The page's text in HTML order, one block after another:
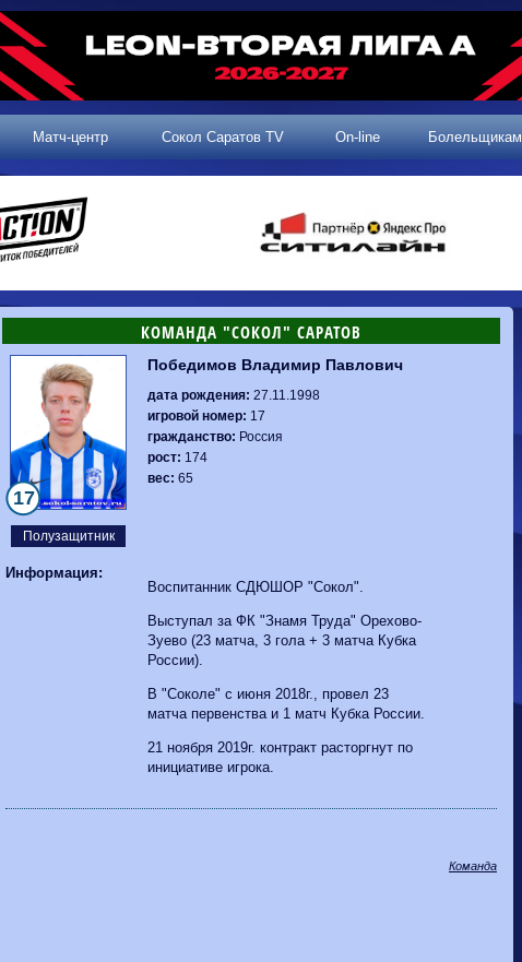
Матч-центр Сокол Саратов TV On-line Болельщикам
КОМАНДА "СОКОЛ" САРАТОВ
Полузащитник
17
Победимов Владимир Павлович
дата рождения: 27.11.1998
игровой номер: 17
гражданство: Россия
рост: 174
вес: 65
Информация:
Воспитанник СДЮШОР "Сокол".
Выступал за ФК "Знамя Труда" Орехово-
Зуево (23 матча, 3 гола + 3 матча Кубка
России).
В "Соколе" с июня 2018г., провел 23
матча первенства и 1 матч Кубка России.
21 ноября 2019г. контракт расторгнут по
инициативе игрока.
Команда
2 тур, 25.07.2026
Родина-2
Динамо-
Владивосток
2 тур, 26.07.2026
Сокол 0-1
Динамо
Динамо-Брянск
0-4
Волгарь
1-2
Машук-КМВ
Калуга
0-1 Сибирь
3 тур, 02.08.2026